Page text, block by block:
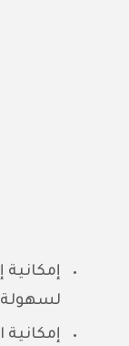
لسهولة